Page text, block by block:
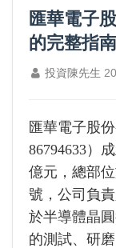
匯華電子
的完整指南
投資陳先生
匯華電子股
86794633）
億元，總部
號，公司負
於半導體晶
的測試、研